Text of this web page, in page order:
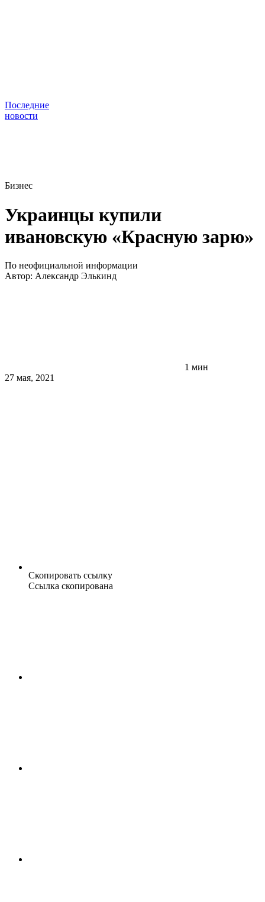
Последние
новости
Бизнес
Украинцы купили
ивановскую «Красную зарю»
По неофициальной информации
Автор: Александр Элькинд
1 мин
27 мая, 2021
Скопировать ссылку
Ссылка скопирована